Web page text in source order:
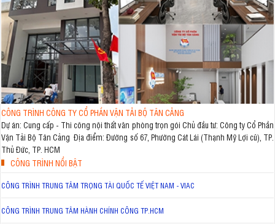
CÔNG TRÌNH CÔNG TY CỔ PHẦN VẬN TẢI BỘ TÂN CẢNG
Dự án: Cung cấp - Thi công nội thất văn phòng trọn gói Chủ đầu tư: Công ty Cổ Phần
Vận Tải Bộ Tân Cảng Địa điểm: Đường số 67, Phường Cát Lái (Thạnh Mỹ Lợi cũ), TP.
Thủ Đức, TP. HCM
CÔNG TRÌNH NỔI BẬT
CÔNG TRÌNH TRUNG TÂM TRỌNG TÀI QUỐC TẾ VIỆT NAM - VIAC
CÔNG TRÌNH TRUNG TÂM HÀNH CHÍNH CÔNG TP.HCM